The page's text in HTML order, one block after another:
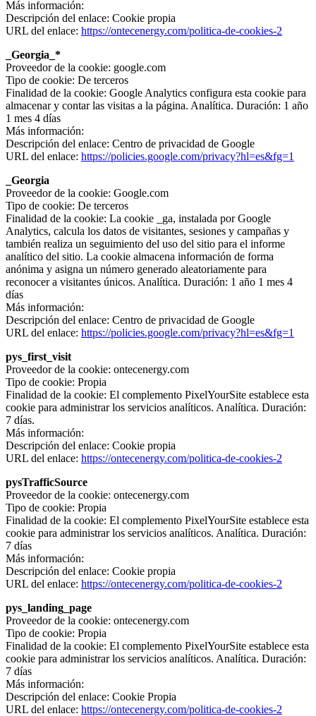
Más información:
Descripción del enlace: Cookie propia
URL del enlace: https://ontecenergy.com/politica-de-cookies-2
_Georgia_*
Proveedor de la cookie: google.com
Tipo de cookie: De terceros
Finalidad de la cookie: Google Analytics configura esta cookie para
almacenar y contar las visitas a la página. Analítica. Duración: 1 año
1 mes 4 días
Más información:
Descripción del enlace: Centro de privacidad de Google
URL del enlace: https://policies.google.com/privacy?hl=es&fg=1
_Georgia
Proveedor de la cookie: Google.com
Tipo de cookie: De terceros
Finalidad de la cookie: La cookie _ga, instalada por Google
Analytics, calcula los datos de visitantes, sesiones y campañas y
también realiza un seguimiento del uso del sitio para el informe
analítico del sitio. La cookie almacena información de forma
anónima y asigna un número generado aleatoriamente para
reconocer a visitantes únicos. Analítica. Duración: 1 año 1 mes 4
días
Más información:
Descripción del enlace: Centro de privacidad de Google
URL del enlace: https://policies.google.com/privacy?hl=es&fg=1
pys_first_visit
Proveedor de la cookie: ontecenergy.com
Tipo de cookie: Propia
Finalidad de la cookie: El complemento PixelYourSite establece esta
cookie para administrar los servicios analíticos. Analítica. Duración:
7 días.
Más información:
Descripción del enlace: Cookie propia
URL del enlace: https://ontecenergy.com/politica-de-cookies-2
pysTrafficSource
Proveedor de la cookie: ontecenergy.com
Tipo de cookie: Propia
Finalidad de la cookie: El complemento PixelYourSite establece esta
cookie para administrar los servicios analíticos. Analítica. Duración:
7 días
Más información:
Descripción del enlace: Cookie propia
URL del enlace: https://ontecenergy.com/politica-de-cookies-2
pys_landing_page
Proveedor de la cookie: ontecenergy.com
Tipo de cookie: Propia
Finalidad de la cookie: El complemento PixelYourSite establece esta
cookie para administrar los servicios analíticos. Analítica. Duración:
7 días
Más información:
Descripción del enlace: Cookie Propia
URL del enlace: https://ontecenergy.com/politica-de-cookies-2